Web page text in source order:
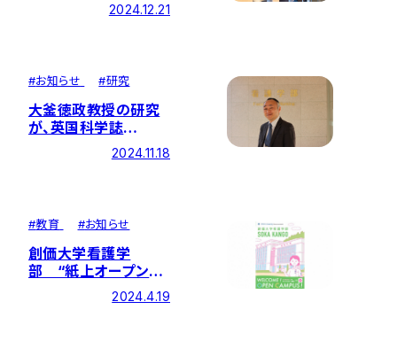
2024.12.21
#お知らせ #研究
大釜徳政教授の研究
が、英国科学誌
『Impact』に掲載され
2024.11.18
#教育 #お知らせ
創価大学看護学
部 “紙上オープンキ
ャンパス”リニューア
2024.4.19